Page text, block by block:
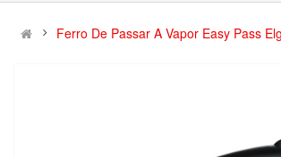
Ferro De Passar A Vapor Easy Pass